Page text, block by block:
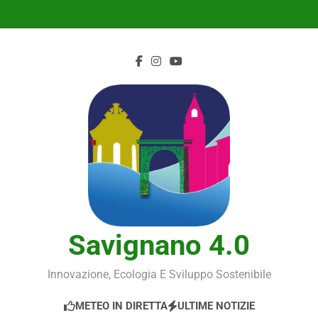
Savignano 4.0
Innovazione, Ecologia E Sviluppo Sostenibile
METEO IN DIRETTA ULTIME NOTIZIE